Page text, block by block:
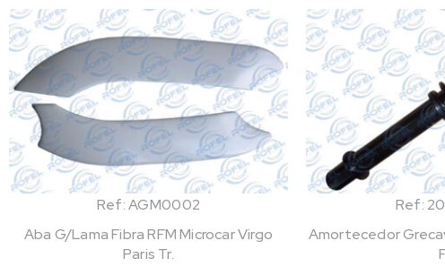
Ref: AGM0002
Aba G/Lama Fibra RFM Microcar Virgo
Paris Tr.
Ref:
Amortecedor